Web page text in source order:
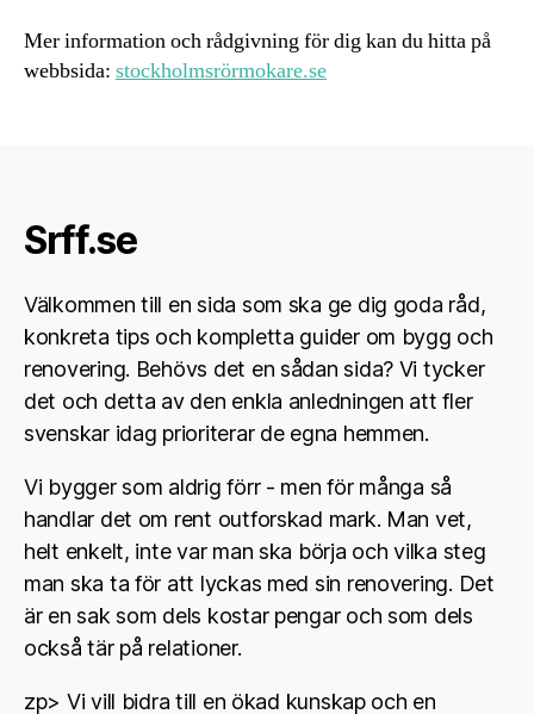
Mer information och rådgivning för dig kan du hitta på
webbsida: stockholmsrörmokare.se
Srff.se
Välkommen till en sida som ska ge dig goda råd,
konkreta tips och kompletta guider om bygg och
renovering. Behövs det en sådan sida? Vi tycker
det och detta av den enkla anledningen att fler
svenskar idag prioriterar de egna hemmen.
Vi bygger som aldrig förr - men för många så
handlar det om rent outforskad mark. Man vet,
helt enkelt, inte var man ska börja och vilka steg
man ska ta för att lyckas med sin renovering. Det
är en sak som dels kostar pengar och som dels
också tär på relationer.
zp> Vi vill bidra till en ökad kunskap och en